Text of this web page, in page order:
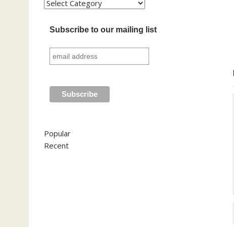
Kategori
Subscribe to our mailing list
Popular
Recent